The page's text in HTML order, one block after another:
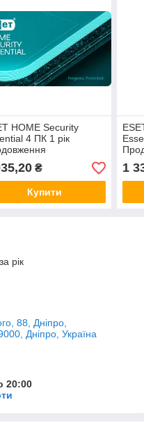
HOME Security
4 ПК 1 рік
₴
Купити
1
рік
88, Дніпро,
Дніпро, Україна
20:00